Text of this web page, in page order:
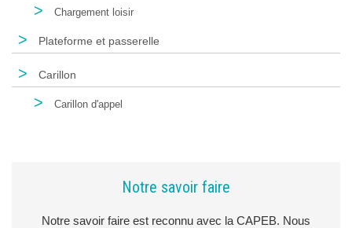
> Chargement loisir
> Plateforme et passerelle
> Carillon
> Carillon d'appel
Notre savoir faire
Notre savoir faire est reconnu avec la CAPEB. Nous